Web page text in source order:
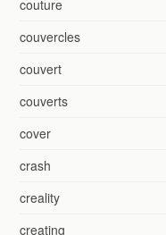
couture
couvercles
couvert
couverts
cover
crash
creality
creating